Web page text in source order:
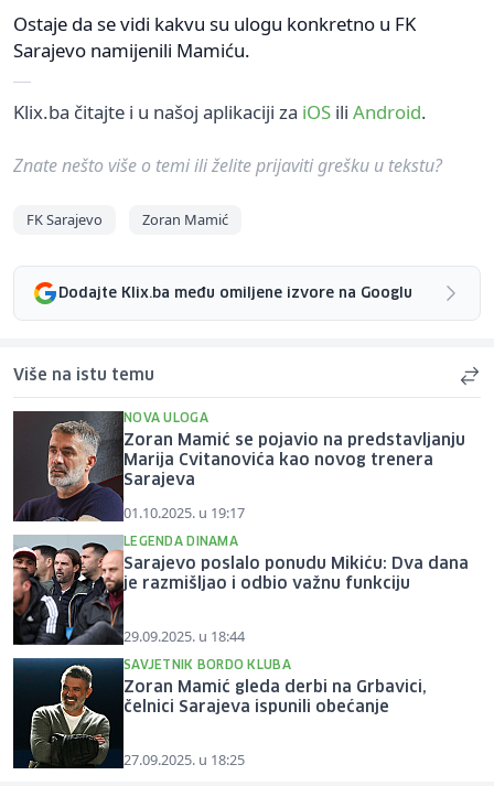
Ostaje da se vidi kakvu su ulogu konkretno u FK
Sarajevo namijenili Mamiću.
Klix.ba čitajte i u našoj aplikaciji za iOS ili Android.
Znate nešto više o temi ili želite prijaviti grešku u tekstu?
FK Sarajevo Zoran Mamić
Dodajte Klix.ba među omiljene izvore na Googlu
Više na istu temu
NOVA ULOGA
Zoran Mamić se pojavio na predstavljanju
Marija Cvitanovića kao novog trenera
Sarajeva
01.10.2025. u 19:17
LEGENDA DINAMA
Sarajevo poslalo ponudu Mikiću: Dva dana
je razmišljao i odbio važnu funkciju
29.09.2025. u 18:44
SAVJETNIK BORDO KLUBA
Zoran Mamić gleda derbi na Grbavici,
čelnici Sarajeva ispunili obećanje
27.09.2025. u 18:25